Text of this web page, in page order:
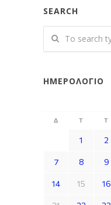
SEARCH
ΗΜΕΡΟΛΌΓΙΟ
Δ Τ Τ
1 2
7 8 9
14 15 16